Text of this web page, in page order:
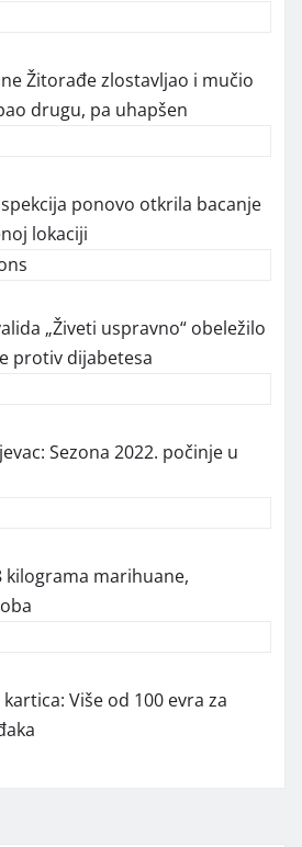
Žitorađe zlostavljao i mučio
drugu, pa uhapšen
ponovo otkrila bacanje
lokaciji
„Živeti uspravno“ obeležilo
protiv dijabetesa
Sezona 2022. počinje u
kilograma marihuane,
Više od 100 evra za